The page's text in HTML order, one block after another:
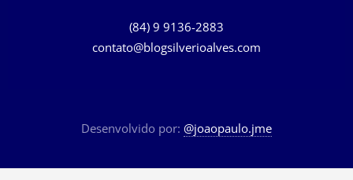
(84) 9 9136-2883
contato@blogsilverioalves.com
Desenvolvido por: @joaopaulo.jme